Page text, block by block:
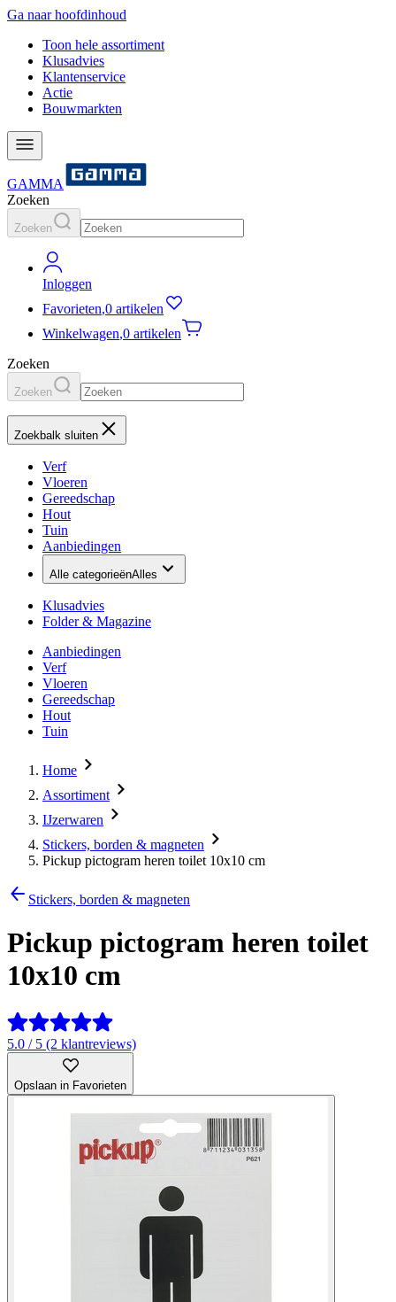
Ga naar hoofdinhoud
Toon hele assortiment
Klusadvies
Klantenservice
Actie
Bouwmarkten
GAMMA
Zoeken
Zoeken
Inloggen
Favorieten,0 artikelen
Winkelwagen,0 artikelen
Zoeken
Zoeken
Zoekbalk sluiten
Verf
Vloeren
Gereedschap
Hout
Tuin
Aanbiedingen
Alle categorieënAlles
Klusadvies
Folder & Magazine
Aanbiedingen
Verf
Vloeren
Gereedschap
Hout
Tuin
Home
Assortiment
IJzerwaren
Stickers, borden & magneten
Pickup pictogram heren toilet 10x10 cm
Stickers, borden & magneten
Pickup pictogram heren toilet
10x10 cm
5.0 / 5 (2 klantreviews)
Opslaan in Favorieten